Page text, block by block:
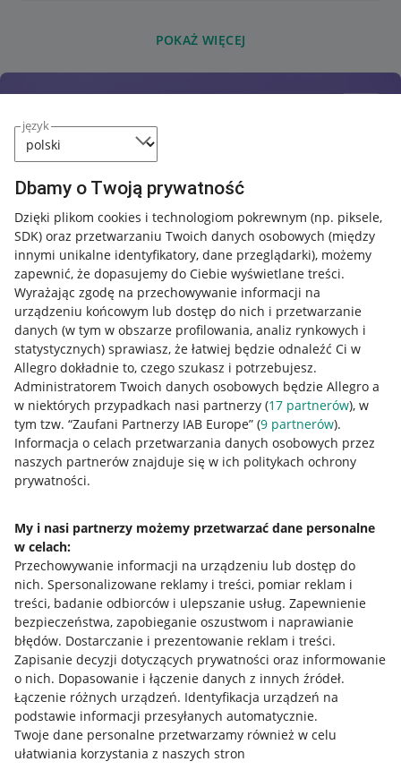
język
Dbamy o Twoją prywatność
Dzięki plikom cookies i technologiom pokrewnym (np. piksele,
SDK) oraz przetwarzaniu Twoich danych osobowych (między
innymi unikalne identyfikatory, dane przeglądarki), możemy
zapewnić, że dopasujemy do Ciebie wyświetlane treści.
Wyrażając zgodę na przechowywanie informacji na
urządzeniu końcowym lub dostęp do nich i przetwarzanie
danych (w tym w obszarze profilowania, analiz rynkowych i
statystycznych) sprawiasz, że łatwiej będzie odnaleźć Ci w
Allegro dokładnie to, czego szukasz i potrzebujesz.
Administratorem Twoich danych osobowych będzie Allegro a
w niektórych przypadkach nasi partnerzy (17 partnerów), w
tym tzw. “Zaufani Partnerzy IAB Europe” (9 partnerów).
Informacja o celach przetwarzania danych osobowych przez
naszych partnerów znajduje się w ich politykach ochrony
prywatności.
My i nasi partnerzy możemy przetwarzać dane personalne
w celach:
Przechowywanie informacji na urządzeniu lub dostęp do
nich. Spersonalizowane reklamy i treści, pomiar reklam i
treści, badanie odbiorców i ulepszanie usług. Zapewnienie
bezpieczeństwa, zapobieganie oszustwom i naprawianie
błędów. Dostarczanie i prezentowanie reklam i treści.
Zapisanie decyzji dotyczących prywatności oraz informowanie
o nich. Dopasowanie i łączenie danych z innych źródeł.
Łączenie różnych urządzeń. Identyfikacja urządzeń na
podstawie informacji przesyłanych automatycznie.
Twoje dane personalne przetwarzamy również w celu
ułatwiania korzystania z naszych stron
POKAŻ WIĘCEJ
Przydatne informacje
Jak to działa
Allegro Gadane dla sprzedających
Allegro Gadane dla kupujących
Mapa miejscowości
Informacje prawne
Regulamin
Polityka plików "cookies"
Ustawienia plików "cookies"